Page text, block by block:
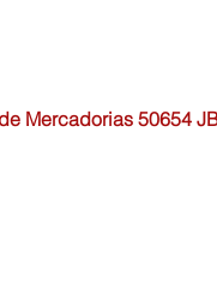
Mercadorias 50654